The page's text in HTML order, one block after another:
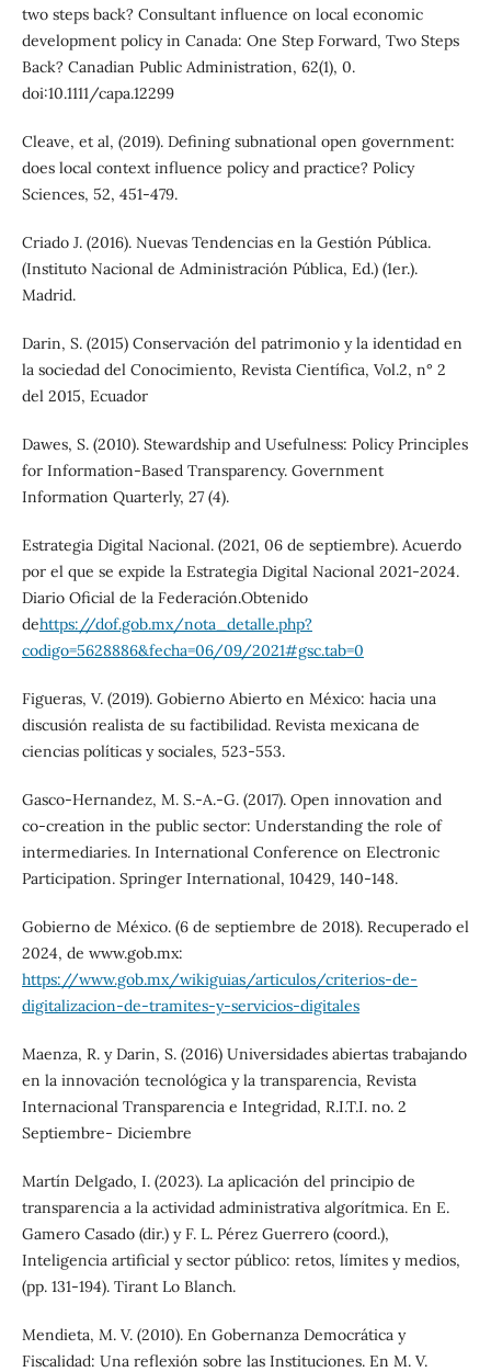
two steps back? Consultant influence on local economic
development policy in Canada: One Step Forward, Two Steps
Back? Canadian Public Administration, 62(1), 0.
doi:10.1111/capa.12299
Cleave, et al, (2019). Defining subnational open government:
does local context influence policy and practice? Policy
Sciences, 52, 451-479.
Criado J. (2016). Nuevas Tendencias en la Gestión Pública.
(Instituto Nacional de Administración Pública, Ed.) (1er.).
Madrid.
Darin, S. (2015) Conservación del patrimonio y la identidad en
la sociedad del Conocimiento, Revista Científica, Vol.2, n° 2
del 2015, Ecuador
Dawes, S. (2010). Stewardship and Usefulness: Policy Principles
for Information-Based Transparency. Government
Information Quarterly, 27 (4).
Estrategia Digital Nacional. (2021, 06 de septiembre). Acuerdo
por el que se expide la Estrategia Digital Nacional 2021-2024.
Diario Oficial de la Federación.Obtenido
dehttps://dof.gob.mx/nota_detalle.php?
codigo=5628886&fecha=06/09/2021#gsc.tab=0
Figueras, V. (2019). Gobierno Abierto en México: hacia una
discusión realista de su factibilidad. Revista mexicana de
ciencias políticas y sociales, 523-553.
Gasco-Hernandez, M. S.-A.-G. (2017). Open innovation and
co-creation in the public sector: Understanding the role of
intermediaries. In International Conference on Electronic
Participation. Springer International, 10429, 140-148.
Gobierno de México. (6 de septiembre de 2018). Recuperado el
2024, de www.gob.mx:
https://www.gob.mx/wikiguias/articulos/criterios-de-
digitalizacion-de-tramites-y-servicios-digitales
Maenza, R. y Darin, S. (2016) Universidades abiertas trabajando
en la innovación tecnológica y la transparencia, Revista
Internacional Transparencia e Integridad, R.I.T.I. no. 2
Septiembre- Diciembre
Martín Delgado, I. (2023). La aplicación del principio de
transparencia a la actividad administrativa algorítmica. En E.
Gamero Casado (dir.) y F. L. Pérez Guerrero (coord.),
Inteligencia artificial y sector público: retos, límites y medios,
(pp. 131-194). Tirant Lo Blanch.
Mendieta, M. V. (2010). En Gobernanza Democrática y
Fiscalidad: Una reflexión sobre las Instituciones. En M. V.